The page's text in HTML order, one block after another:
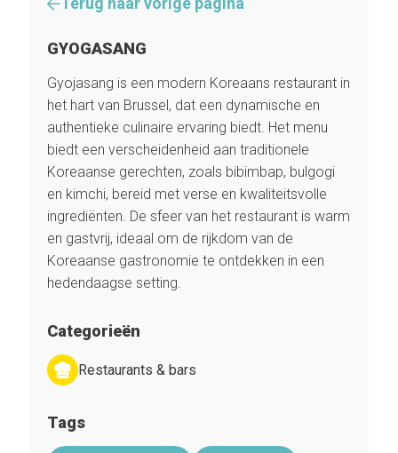
GYOGASANG
Gyojasang is een modern Koreaans restaurant in
het hart van Brussel, dat een dynamische en
authentieke culinaire ervaring biedt. Het menu
biedt een verscheidenheid aan traditionele
Koreaanse gerechten, zoals bibimbap, bulgogi
en kimchi, bereid met verse en kwaliteitsvolle
ingrediënten. De sfeer van het restaurant is warm
en gastvrij, ideaal om de rijkdom van de
Koreaanse gastronomie te ontdekken in een
hedendaagse setting.
Categorieën
Restaurants & bars
Tags